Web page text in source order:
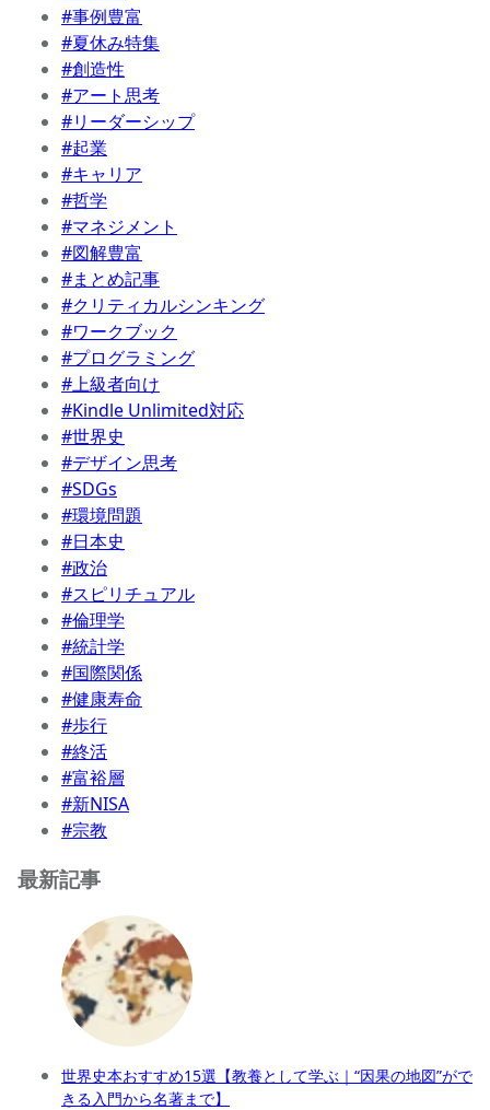
#事例豊富
#夏休み特集
#創造性
#アート思考
#リーダーシップ
#起業
#キャリア
#哲学
#マネジメント
#図解豊富
#まとめ記事
#クリティカルシンキング
#ワークブック
#プログラミング
#上級者向け
#Kindle Unlimited対応
#世界史
#デザイン思考
#SDGs
#環境問題
#日本史
#政治
#スピリチュアル
#倫理学
#統計学
#国際関係
#健康寿命
#歩行
#終活
#富裕層
#新NISA
#宗教
最新記事
世界史本おすすめ15選【教養として学ぶ｜“因果の地図”がで
きる入門から名著まで】